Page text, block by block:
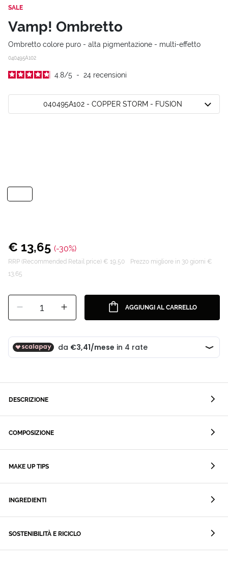
SALE
Vamp! Ombretto
Ombretto colore puro - alta pigmentazione - multi-effetto
040495A102
4.8/5 - 24 recensioni
040495A102 - COPPER STORM - FUSION
€ 13,65 (-30%)
RRP (Recommended Retail price) € 19,50
Prezzo migliore in 30 giorni €
13,65
1 AGGIUNGI AL CARRELLO
DESCRIZIONE
COMPOSIZIONE
MAKE UP TIPS
INGREDIENTI
SOSTENIBILITÀ E RICICLO